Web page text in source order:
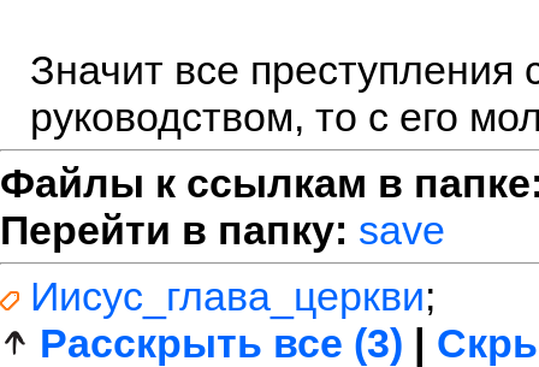
Значит все
руководством, то с его
Файлы к ссылкам в
Перейти в папку: save
Иисус_глава_церкви;
Расскрыть все (3) |